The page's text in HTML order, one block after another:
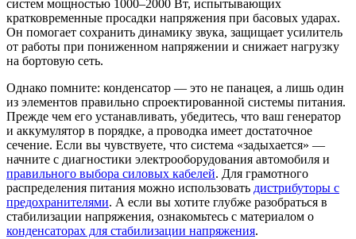
систем мощностью 1000–2000 Вт, испытывающих
кратковременные просадки напряжения при басовых ударах.
Он помогает сохранить динамику звука, защищает усилитель
от работы при пониженном напряжении и снижает нагрузку
на бортовую сеть.
Однако помните: конденсатор — это не панацея, а лишь один
из элементов правильно спроектированной системы питания.
Прежде чем его устанавливать, убедитесь, что ваш генератор
и аккумулятор в порядке, а проводка имеет достаточное
сечение. Если вы чувствуете, что система «задыхается» —
начните с диагностики электрооборудования автомобиля и
правильного выбора силовых кабелей. Для грамотного
распределения питания можно использовать дистрибуторы с
предохранителями. А если вы хотите глубже разобраться в
стабилизации напряжения, ознакомьтесь с материалом о
конденсаторах для стабилизации напряжения.